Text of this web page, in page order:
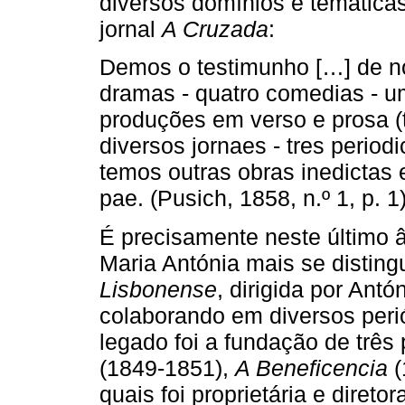
jornalA Cruzada:
Demos o testimunho […] de
dramas - quatro comedias -
produções em verso e prosa
diversos jornaes - tres
temos outras obras inedictas
pae. (Pusich, 1858, n.º 1, p.
É precisamente neste último
Maria Antónia mais se
Lisbonense, dirigida por
colaborando em diversos
legado foi a fundação de
(1849-1851), A Beneficencia
quais foi proprietária e